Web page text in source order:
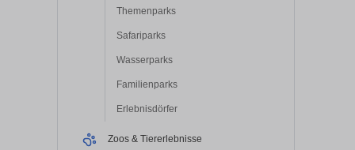
Themenparks
Safariparks
Wasserparks
Familienparks
Erlebnisdörfer
Zoos & Tiererlebnisse